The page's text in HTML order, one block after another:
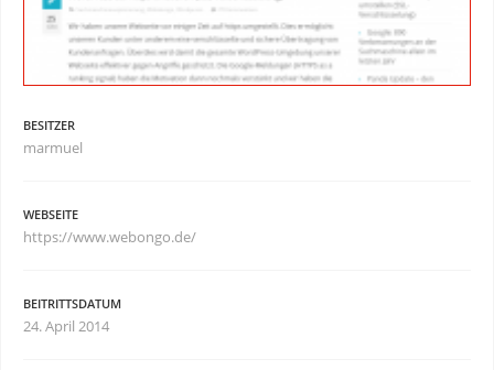
BESITZER
marmuel
WEBSEITE
https://www.webongo.de/
BEITRITTSDATUM
24. April 2014